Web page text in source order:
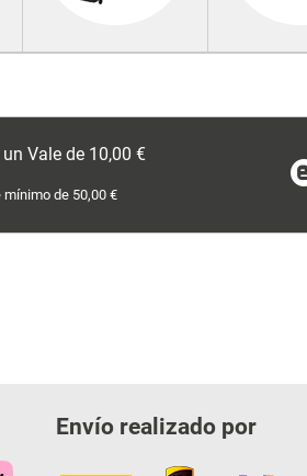
Vale de 10,00 €
de 50,00 €
Envío realizado por